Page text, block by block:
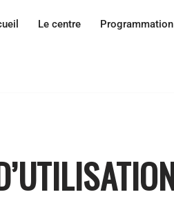
Le centre Programmation